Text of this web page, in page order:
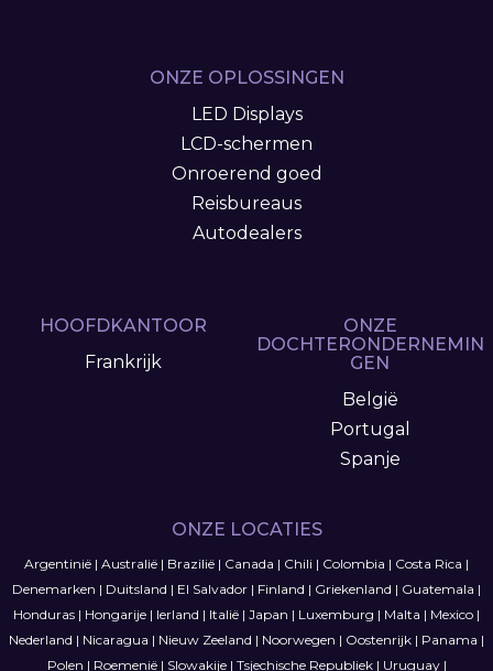
ONZE OPLOSSINGEN
LED Displays
LCD-schermen
Onroerend goed
Reisbureaus
Autodealers
HOOFDKANTOOR
Frankrijk
ONZE
DOCHTERONDERNEMIN
GEN
België
Portugal
Spanje
ONZE LOCATIES
Argentinië | Australië | Brazilië | Canada | Chili | Colombia | Costa Rica |
Denemarken | Duitsland | El Salvador | Finland | Griekenland | Guatemala |
Honduras | Hongarije | Ierland | Italië | Japan | Luxemburg | Malta | Mexico |
Nederland | Nicaragua | Nieuw Zeeland | Noorwegen | Oostenrijk | Panama |
Polen | Roemenië| Slowakije| Tsjechische Republiek| Uruguay|